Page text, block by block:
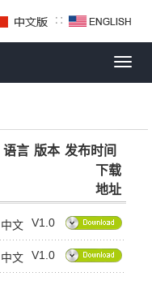
∷
语言 版本 发布时间
下载
地址
中文 V1.0
中文 V1.0